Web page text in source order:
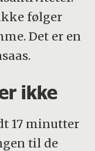
følger
Det er en
ikke
17 minutter
til de